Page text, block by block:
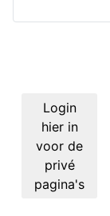
Login
hier in
voor de
privé
pagina's